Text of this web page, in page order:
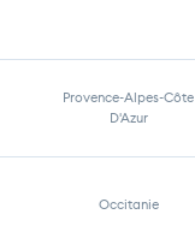
Provence-Alpes-Côte
D'Azur
Occitanie